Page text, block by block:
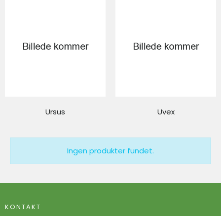
Ursus Uvex
Ingen produkter fundet.
KONTAKT